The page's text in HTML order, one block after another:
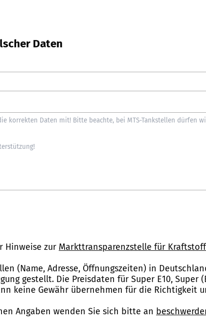
Daten
Hinweise zur Markttransparenzstelle für
(Name, Adresse, Öffnungszeiten) in
gestellt. Die Preisdaten für Super E10,
keine Gewähr übernehmen für die
Angaben wenden Sie sich bitte an